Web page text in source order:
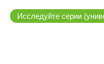
Исследуйте серии